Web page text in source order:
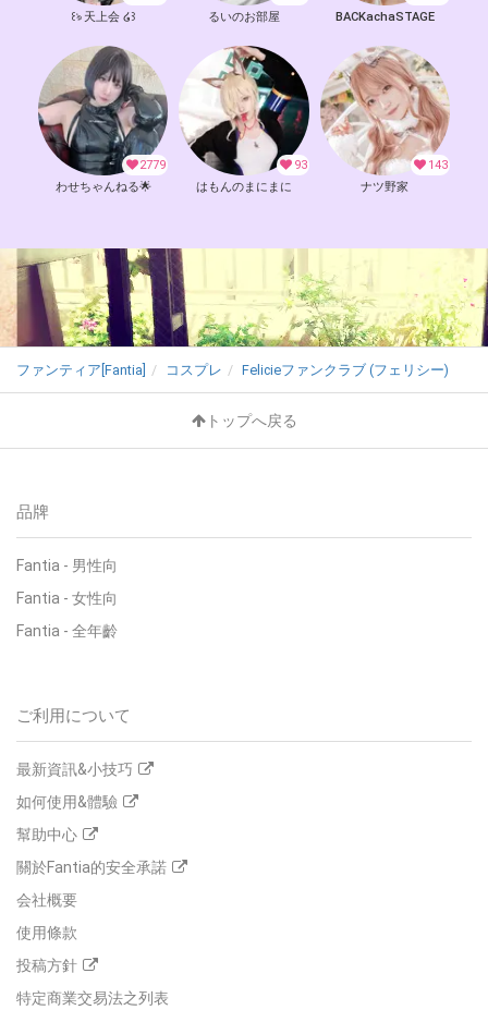
꒰ঌ 天上会 ໒꒱
るいのお部屋
BACKachaSTAGE
2779
わせちゃんねる🌟
93
はもんのまにまに
143
ナツ野家
ファンティア[Fantia] コスプレ Felicieファンクラブ (フェリシー)
トップへ戻る
品牌
Fantia - 男性向
Fantia - 女性向
Fantia - 全年齡
ご利用について
最新資訊&小技巧
如何使用&體驗
幫助中心
關於Fantia的安全承諾
会社概要
使用條款
投稿方針
特定商業交易法之列表